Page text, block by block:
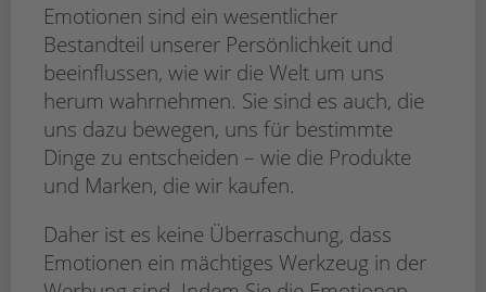
Emotionen sind ein wesentlicher
Bestandteil unserer Persönlichkeit und
beeinflussen, wie wir die Welt um uns
herum wahrnehmen. Sie sind es auch, die
uns dazu bewegen, uns für bestimmte
Dinge zu entscheiden – wie die Produkte
und Marken, die wir kaufen.
Daher ist es keine Überraschung, dass
Emotionen ein mächtiges Werkzeug in der